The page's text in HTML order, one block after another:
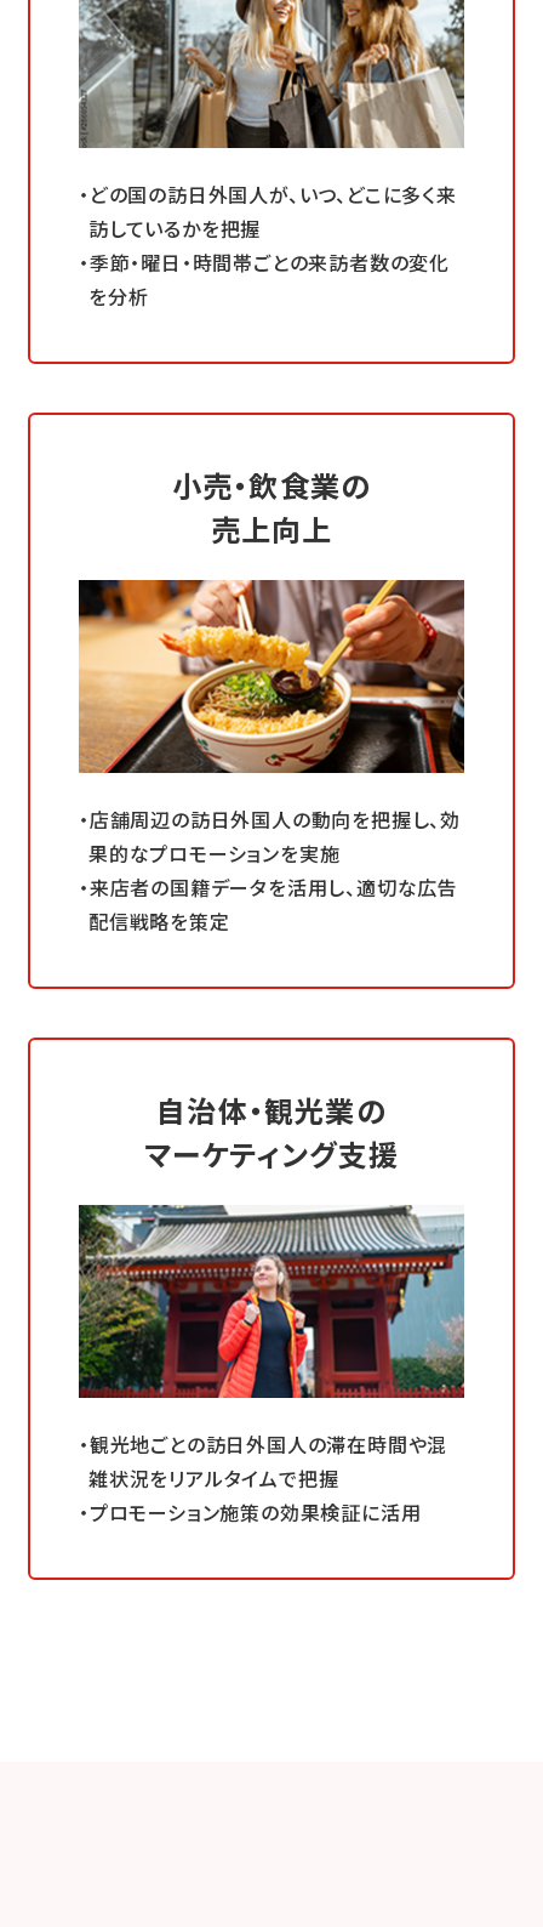
どの国の訪日外国人が、いつ、どこに多く来
訪しているかを把握
季節・曜日・時間帯ごとの来訪者数の変化
を分析
小売・飲食業の
売上向上
店舗周辺の訪日外国人の動向を把握し、効
果的なプロモーションを実施
来店者の国籍データを活用し、適切な広告
配信戦略を策定
自治体・観光業の
マーケティング支援
観光地ごとの訪日外国人の滞在時間や混
雑状況をリアルタイムで把握
プロモーション施策の効果検証に活用